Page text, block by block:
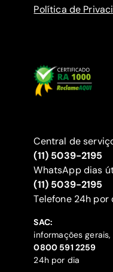
Política de
Central de
(11) 5039-2195
WhatsApp dias
(11) 5039-2195
‍Telefone 24h por
SAC:
informações
‍0800 591 2259
24h por dia